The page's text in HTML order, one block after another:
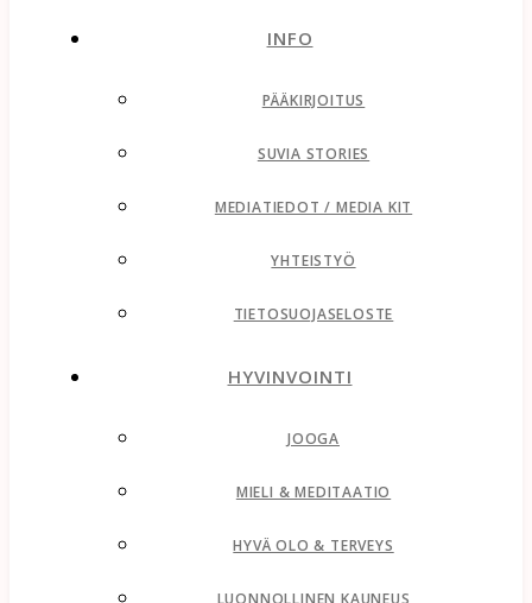
INFO
PÄÄKIRJOITUS
SUVIA STORIES
MEDIATIEDOT / MEDIA KIT
YHTEISTYÖ
TIETOSUOJASELOSTE
HYVINVOINTI
JOOGA
MIELI & MEDITAATIO
HYVÄ OLO & TERVEYS
LUONNOLLINEN KAUNEUS